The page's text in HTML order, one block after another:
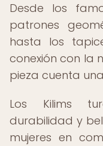
Desde los
patrones
hasta los
conexión con la
pieza cuenta
Los Kilims
durabilidad y
mujeres en